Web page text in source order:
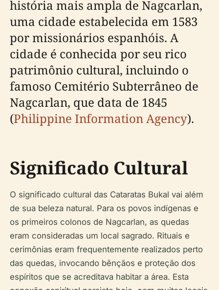
história mais ampla de Nagcarlan,
uma cidade estabelecida em 1583
por missionários espanhóis. A
cidade é conhecida por seu rico
patrimônio cultural, incluindo o
famoso Cemitério Subterrâneo de
Nagcarlan, que data de 1845
(Philippine Information Agency).
Significado Cultural
O significado cultural das Cataratas Bukal vai além
de sua beleza natural. Para os povos indígenas e
os primeiros colonos de Nagcarlan, as quedas
eram consideradas um local sagrado. Rituais e
cerimônias eram frequentemente realizados perto
das quedas, invocando bênçãos e proteção dos
espíritos que se acreditava habitar a área. Esta